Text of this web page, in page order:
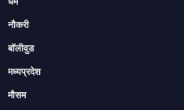
नौकरी
बॉलीवुड
मध्यप्रदेश
मौसम